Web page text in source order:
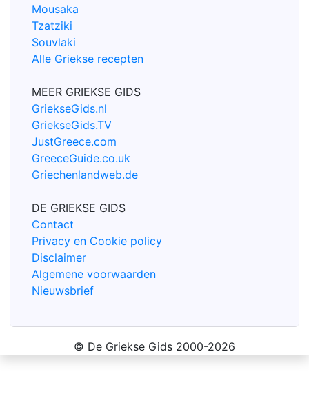
Mousaka
Tzatziki
Souvlaki
Alle Griekse recepten
MEER GRIEKSE GIDS
GriekseGids.nl
GriekseGids.TV
JustGreece.com
GreeceGuide.co.uk
Griechenlandweb.de
DE GRIEKSE GIDS
Contact
Privacy en Cookie policy
Disclaimer
Algemene voorwaarden
Nieuwsbrief
© De Griekse Gids 2000-2026